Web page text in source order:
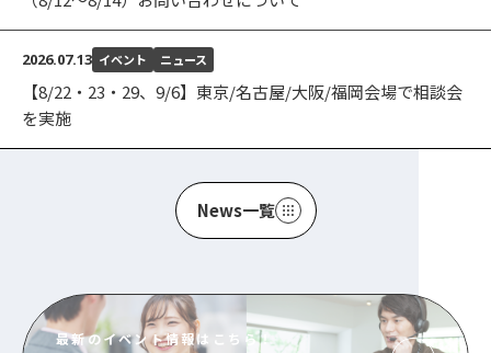
2026.07.13 イベント ニュース
【8/22・23・29、9/6】東京/名古屋/大阪/福岡会場で相談会
を実施
News一覧
最新のイベント情報はこちら！